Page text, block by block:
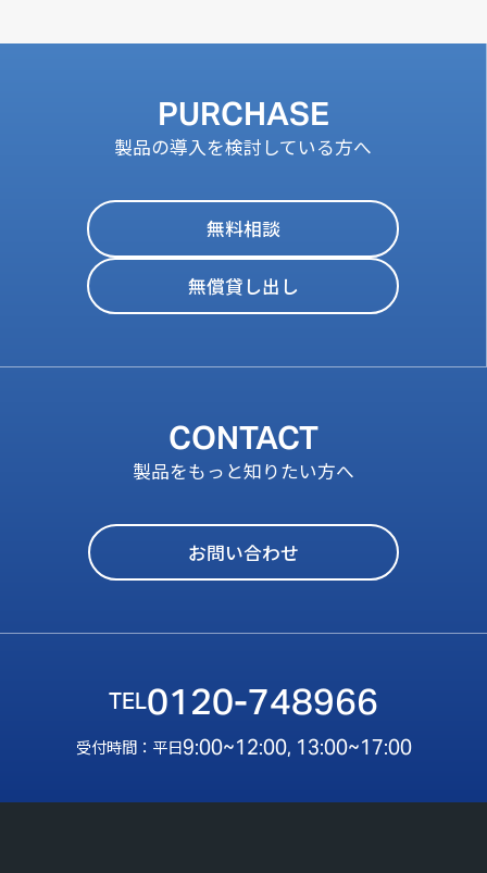
PURCHASE
製品の導入を検討している方へ
無料相談
無償貸し出し
CONTACT
製品をもっと知りたい方へ
お問い合わせ
0120-748966
受付時間：平日9:00~12:00, 13:00~17:00